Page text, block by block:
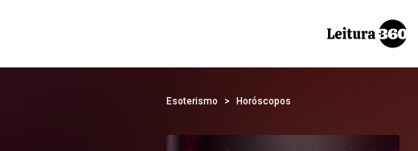
Esoterismo Horóscopos